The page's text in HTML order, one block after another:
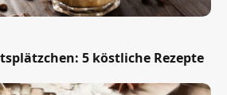
5 köstliche Rezepte